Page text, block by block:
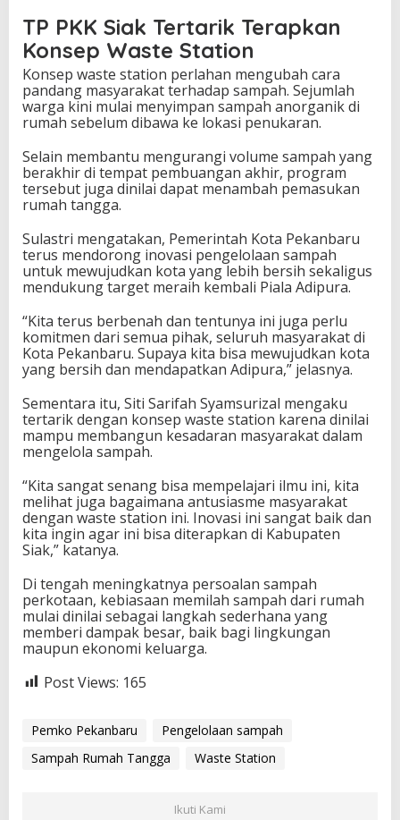
TP PKK Siak Tertarik Terapkan
Konsep Waste Station
Konsep waste station perlahan mengubah cara
pandang masyarakat terhadap sampah. Sejumlah
warga kini mulai menyimpan sampah anorganik di
rumah sebelum dibawa ke lokasi penukaran.
Selain membantu mengurangi volume sampah yang
berakhir di tempat pembuangan akhir, program
tersebut juga dinilai dapat menambah pemasukan
rumah tangga.
Sulastri mengatakan, Pemerintah Kota Pekanbaru
terus mendorong inovasi pengelolaan sampah
untuk mewujudkan kota yang lebih bersih sekaligus
mendukung target meraih kembali Piala Adipura.
“Kita terus berbenah dan tentunya ini juga perlu
komitmen dari semua pihak, seluruh masyarakat di
Kota Pekanbaru. Supaya kita bisa mewujudkan kota
yang bersih dan mendapatkan Adipura,” jelasnya.
Sementara itu, Siti Sarifah Syamsurizal mengaku
tertarik dengan konsep waste station karena dinilai
mampu membangun kesadaran masyarakat dalam
mengelola sampah.
“Kita sangat senang bisa mempelajari ilmu ini, kita
melihat juga bagaimana antusiasme masyarakat
dengan waste station ini. Inovasi ini sangat baik dan
kita ingin agar ini bisa diterapkan di Kabupaten
Siak,” katanya.
Di tengah meningkatnya persoalan sampah
perkotaan, kebiasaan memilah sampah dari rumah
mulai dinilai sebagai langkah sederhana yang
memberi dampak besar, baik bagi lingkungan
maupun ekonomi keluarga.
Post Views: 165
Pemko Pekanbaru
Pengelolaan sampah
Sampah Rumah Tangga
Waste Station
Ikuti Kami